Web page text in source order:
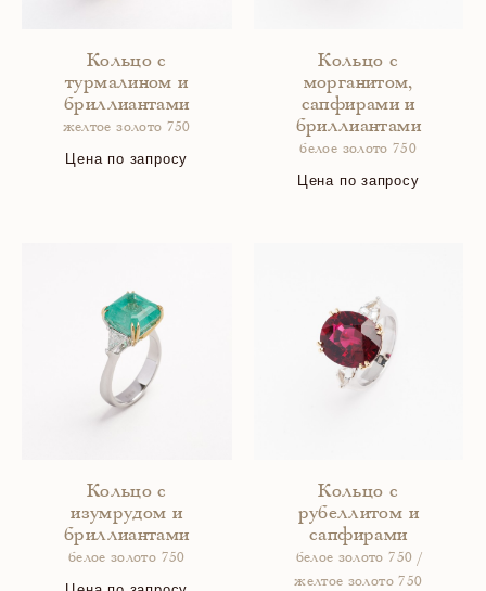
Кольцо с
турмалином и
бриллиантами
желтое золото 750
Цена по запросу
Кольцо с
морганитом,
сапфирами и
бриллиантами
белое золото 750
Цена по запросу
Кольцо с
изумрудом и
бриллиантами
белое золото 750
Кольцо с
рубеллитом и
сапфирами
белое золото 750 /
желтое золото 750